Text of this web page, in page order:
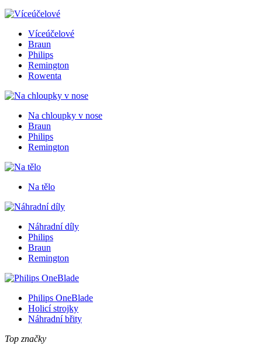
Víceúčelové
Braun
Philips
Remington
Rowenta
Na chloupky v nose
Braun
Philips
Remington
Na tělo
Náhradní díly
Philips
Braun
Remington
Philips OneBlade
Holicí strojky
Náhradní břity
Top značky